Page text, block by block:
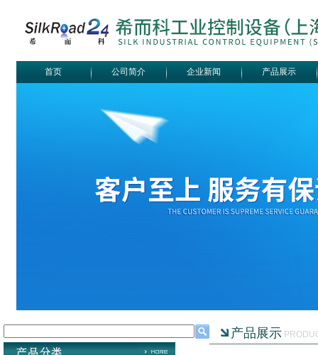
首页 公司简介 企业新闻 产品展示
产品展示